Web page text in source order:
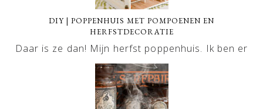
DIY | POPPENHUIS MET POMPOENEN EN
HERFSTDECORATIE
Daar is ze dan! Mijn herfst poppenhuis. Ik ben er